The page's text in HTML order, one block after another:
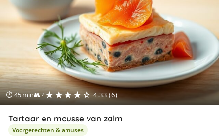
⏱ 45 min👥 4★★★★☆ 4.33 (6)
Tartaar en mousse van zalm
Voorgerechten & amuses